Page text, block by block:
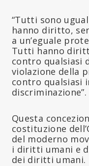
“Tutti sono
hanno diritto,
a un’eguale
Tutti hanno
contro qualsiasi
violazione della
contro qualsiasi
discriminazione”.
Questa
costituzione
del moderno
i diritti umani e
dei diritti umani.